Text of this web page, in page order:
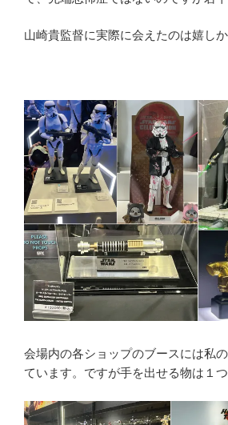
山崎貴監督に実際に会えたのは嬉しか
会場内の各ショップのブースには私
ています。ですが手を出せる物は１